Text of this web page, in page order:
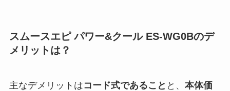
スムースエピ パワー&クール ES-WG0Bのデ
メリットは？
主なデメリットはコード式であること と、 本体価